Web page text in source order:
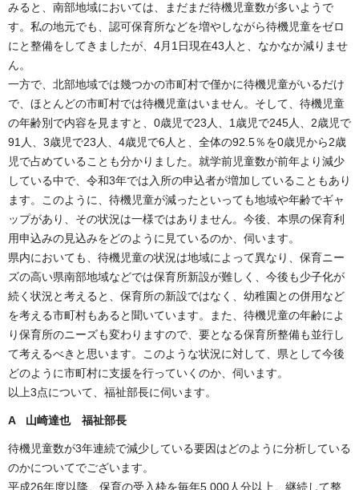
みると、南部地域においては、まだまだ待機児童数が多いようで
す。私の地元でも、認可保育所などを増やしながら待機児童をゼロ
にと整備をしてきましたが、4月1日現在43人と、なかなか減りませ
ん。
一方で、北部地域では幾つかの市町村で僅かに待機児童がいるだけ
で、ほとんどの市町村では待機児童はいません。そして、待機児童
の年齢別で内容を見ますと、0歳児で23人、1歳児で245人、2歳児で
91人、3歳児で23人、4歳児で6人と、全体の92.5％を0歳児から2歳
児で占めていることも分かりました。就学前児童数が前年より減少
している中で、令和3年では入所の申込者が増加していることもあり
ます。このように、待機児童が減ったといっても地域や年齢でギャ
ップがあり、その状況は一様ではありません。今後、本県の保育利
用申込みの見込みをどのように見ているのか、伺います。
県内においても、待機児童の状況は地域によって異なり、保育ニー
ズの高い県南部地域などでは保育所新設が難しく、今後も少子化が
続く状況と考えると、保育所の新設ではなく、幼稚園との併用など
を考える市町村もあると聞いています。また、待機児童の年齢によ
り保育所のニーズも変わりますので、要となる保育所整備も並行し
て考えるべきと思います。このような状況に対して、県として今後
どのように市町村に支援を行っていくのか、伺います。
以上3点について、福祉部長に伺います。
A 山崎達也 福祉部長
待機児童数が3年連続で減少している要因はどのように分析している
のかについてでございます。
平成26年度以降、保育の受入枠を毎年5,000人分以上、継続して整